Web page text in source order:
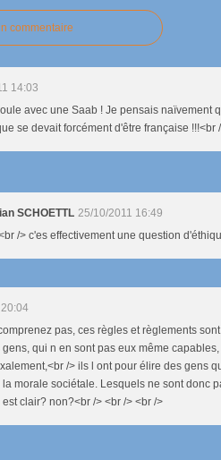
commentaire
14:03
avec une Saab ! Je pensais naïvement
se devait forcément d'être française !!!<br
SCHOETTL 25/10/2011 16:49
/> c'es effectivement une question
pas, ces règles et règlements
qui n en sont pas eux même
/> ils l ont pour élire des gens
morale sociétale. Lesquels ne sont donc
clair? non?<br /> <br /> <br />